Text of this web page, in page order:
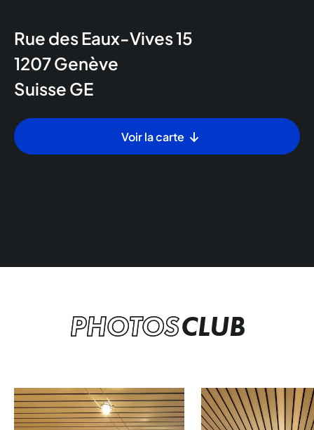
Rue des Eaux-Vives 15
1207Genève
Suisse GE
Voir la carte
PHOTOSCLUB